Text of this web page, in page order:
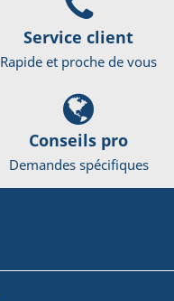
Service client
Rapide et proche de vous
Conseils pro
Demandes spécifiques